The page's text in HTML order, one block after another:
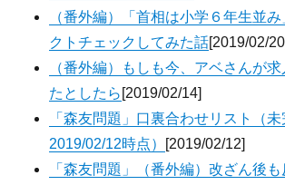
（番外編）「首相は小学６年生並
クトチェックしてみた話[2019/02/
（番外編）もしも今、アベさんが
たとしたら [2019/02/14]
「森友問題」口裏合わせリスト（未
2019/02/12時点） [2019/02/12]
「森友問題」（番外編）改ざん後